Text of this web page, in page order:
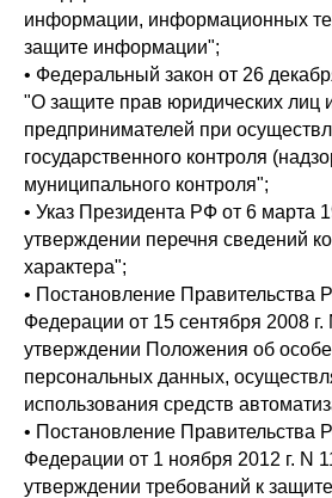
информации, информационных
защите информации";
• Федеральный закон от 26
"О защите прав юридических лиц
предпринимателей при
государственного контроля
муниципального контроля";
• Указ Президента РФ от 6 марта
утверждении перечня сведений
характера";
• Постановление Правительства
Федерации от 15 сентября 2008
утверждении Положения об
персональных данных,
использования средств
• Постановление Правительства
Федерации от 1 ноября 2012 г. N
утверждении требований к